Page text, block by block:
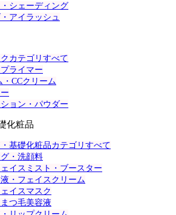
シェーディング
アイラッシュ
カテゴリすべて
ライマー
・CCクリーム
ョン・パウダー
化粧品
基礎化粧品カテゴリすべて
・洗顔料
イスミスト・ブースター
・フェイスクリーム
イスマスク
つ毛美容液